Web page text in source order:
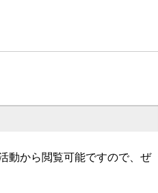
動から閲覧可能ですので、ぜ